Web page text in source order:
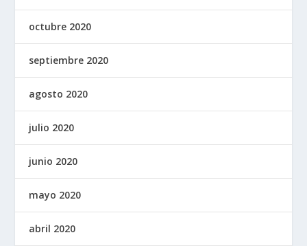
octubre 2020
septiembre 2020
agosto 2020
julio 2020
junio 2020
mayo 2020
abril 2020